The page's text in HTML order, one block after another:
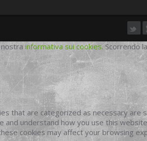
nostrainformativa sui cookies. Scorrendo
that are categorized as necessary
understand how you use this
cookies may affect your browsing